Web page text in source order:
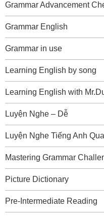
Grammar Advancement
Grammar English
Grammar in use
Learning English by song
Learning English with
Luyện Nghe – Dễ
Luyện Nghe Tiếng Anh
Mastering Grammar
Picture Dictionary
Pre-Intermediate Reading